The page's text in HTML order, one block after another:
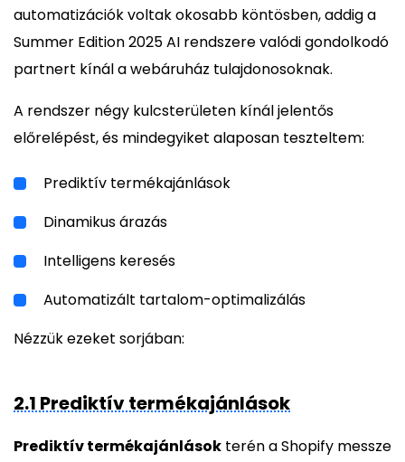
automatizációk voltak okosabb köntösben, addig a
Summer Edition 2025 AI rendszere valódi gondolkodó
partnert kínál a webáruház tulajdonosoknak.
A rendszer négy kulcsterületen kínál jelentős
előrelépést, és mindegyiket alaposan teszteltem:
Prediktív termékajánlások
Dinamikus árazás
Intelligens keresés
Automatizált tartalom-optimalizálás
Nézzük ezeket sorjában:
2.1 Prediktív termékajánlások
Prediktív termékajánlások terén a Shopify messze